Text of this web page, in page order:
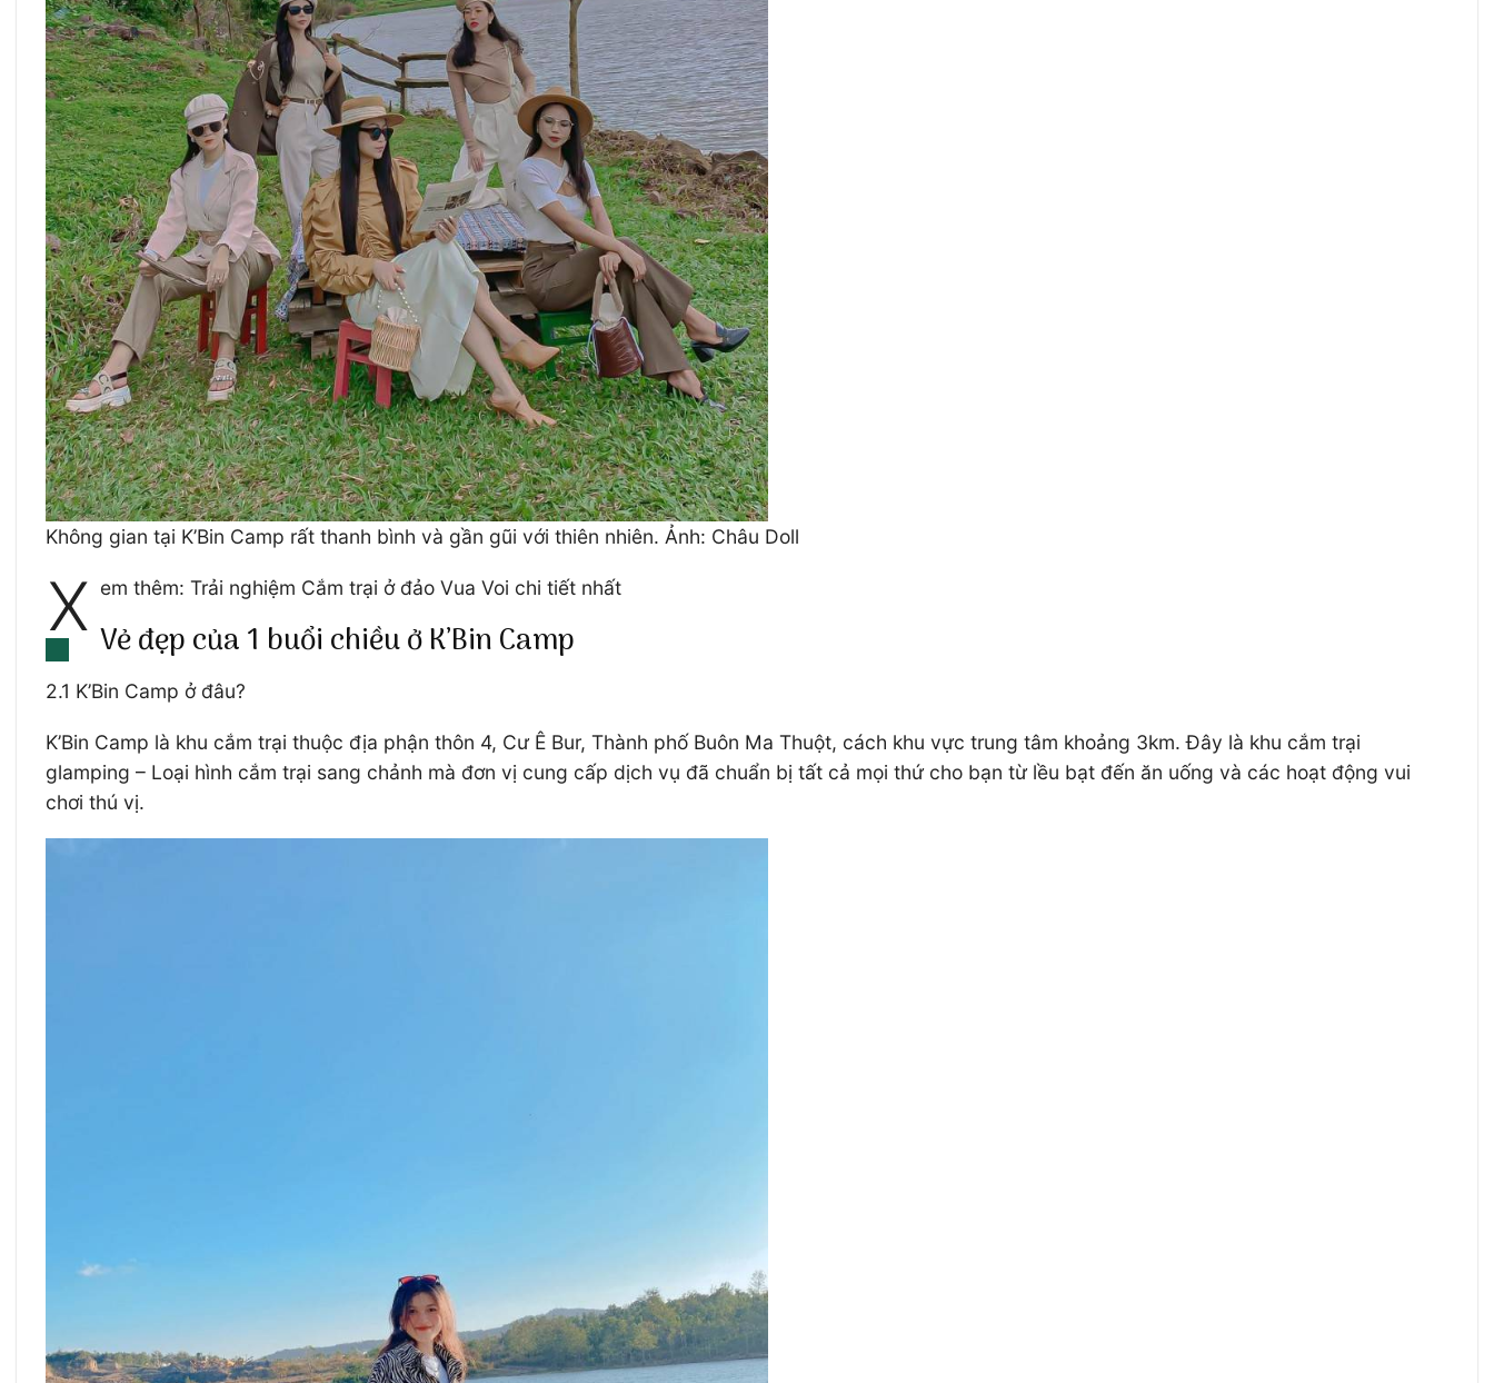
Không gian tại K’Bin Camp rất thanh bình và gần gũi với thiên nhiên. Ảnh: Châu Doll
X em thêm: Trải nghiệm Cắm trại ở đảo Vua Voi chi tiết nhất
Vẻ đẹp của 1 buổi chiều ở K’Bin Camp
2.1 K’Bin Camp ở đâu?
K’Bin Camp là khu cắm trại thuộc địa phận thôn 4, Cư Ê Bur, Thành phố Buôn Ma Thuột, cách khu vực trung tâm khoảng 3km. Đây là khu cắm trại
glamping – Loại hình cắm trại sang chảnh mà đơn vị cung cấp dịch vụ đã chuẩn bị tất cả mọi thứ cho bạn từ lều bạt đến ăn uống và các hoạt động vui
chơi thú vị.